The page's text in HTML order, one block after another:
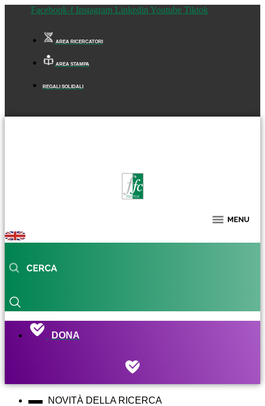
Facebook-f Instagram Linkedin Youtube Tiktok
AREA RICERCATORI
AREA STAMPA
REGALI SOLIDALI
DONA
NOVITÀ DELLA RICERCA